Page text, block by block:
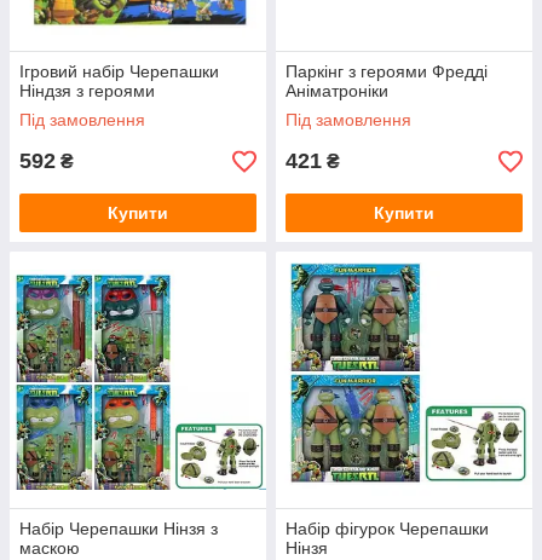
Ігровий набір Черепашки
Ніндзя з героями
Під замовлення
592 ₴
Купити
Паркінг з героями Фредді
Аніматроніки
Під замовлення
421 ₴
Купити
Набір Черепашки Нінзя з
маскою
Набір фігурок Черепашки
Нінзя